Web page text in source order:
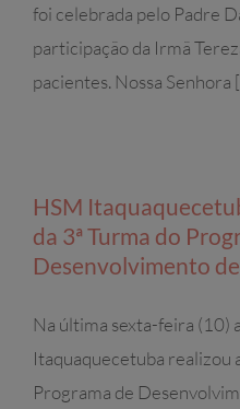
foi celebrada pelo Padre
participação da Irmã
pacientes. Nossa Senhora
HSM
da 3ª Turma do
Desenvolvimento
Na última sexta-feira (10)
Itaquaquecetuba realizou
Programa de